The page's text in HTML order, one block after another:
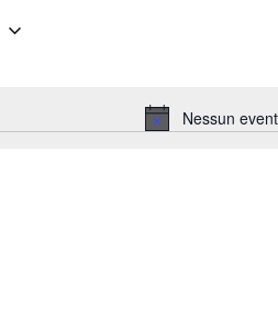
Nessun